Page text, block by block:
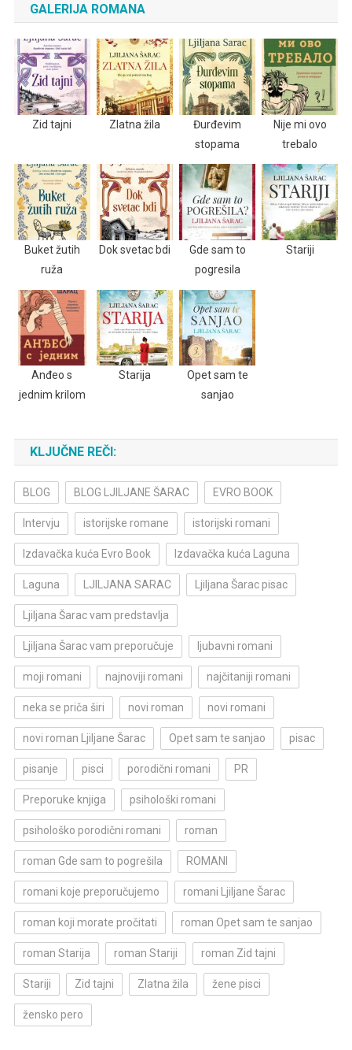
GALERIJA ROMANA
Zid tajni Zlatna žila
Đurđevim
stopama
Nije mi ovo
trebalo
Buket žutih
ruža
Dok svetac bdi
Gde sam to
pogresila
Stariji
Anđeo s
jednim krilom
Starija
Opet sam te
sanjao
KLJUČNE REČI:
BLOG BLOG LJILJANE ŠARAC EVRO BOOK
Intervju istorijske romane istorijski romani
Izdavačka kuća Evro Book Izdavačka kuća Laguna
Laguna LJILJANA SARAC Ljiljana Šarac pisac
Ljiljana Šarac vam predstavlja
Ljiljana Šarac vam preporučuje ljubavni romani
moji romani najnoviji romani najčitaniji romani
neka se priča širi novi roman novi romani
novi roman Ljiljane Šarac Opet sam te sanjao pisac
pisanje pisci porodični romani PR
Preporuke knjiga psihološki romani
psihološko porodični romani roman
roman Gde sam to pogrešila ROMANI
romani koje preporučujemo romani Ljiljane Šarac
roman koji morate pročitati roman Opet sam te sanjao
roman Starija roman Stariji roman Zid tajni
Stariji Zid tajni Zlatna žila žene pisci
žensko pero